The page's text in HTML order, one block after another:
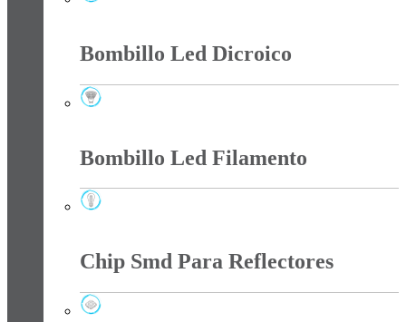
Bombillo Led Dicroico
Bombillo Led Filamento
Chip Smd Para Reflectores